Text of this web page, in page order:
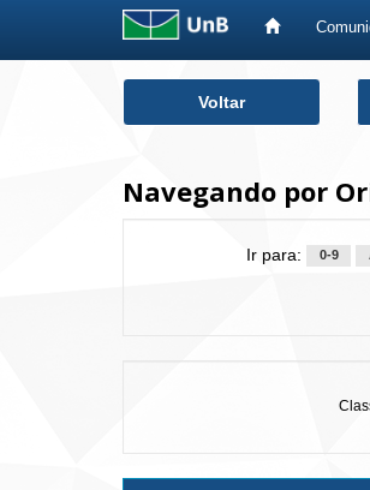
Voltar
Navegando por
Ir para: 0-9